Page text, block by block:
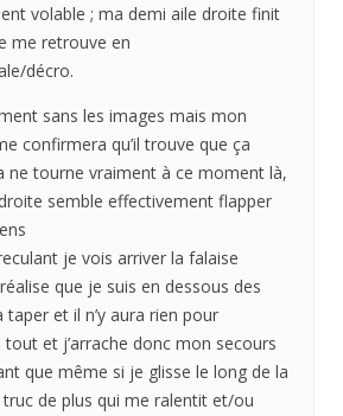
volable ; ma demi aile droite finit
me retrouve en
décro.
sans les images mais mon
confirmera qu’il trouve que ça
ne tourne vraiment à ce moment là,
semble effectivement flapper
je vois arriver la falaise
que je suis en dessous des
et il n’y aura rien pour
tout et j’arrache donc mon secours
que même si je glisse le long de la
de plus qui me ralentit et/ou